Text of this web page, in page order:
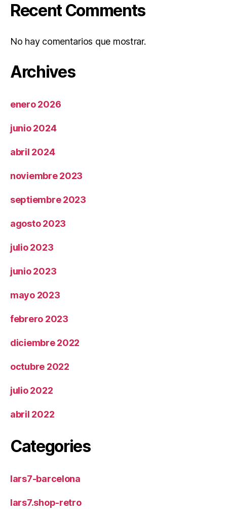
Recent Comments
No hay comentarios que mostrar.
Archives
enero 2026
junio 2024
abril 2024
noviembre 2023
septiembre 2023
agosto 2023
julio 2023
junio 2023
mayo 2023
febrero 2023
diciembre 2022
octubre 2022
julio 2022
abril 2022
Categories
lars7-barcelona
lars7.shop-retro